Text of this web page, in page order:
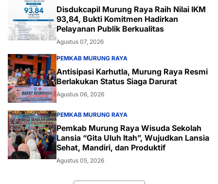
Disdukcapil Murung Raya Raih Nilai IKM
93,84, Bukti Komitmen Hadirkan
Pelayanan Publik Berkualitas
Agustus 07, 2026
PEMKAB MURUNG RAYA
Antisipasi Karhutla, Murung Raya Resmi
Berlakukan Status Siaga Darurat
Agustus 06, 2026
PEMKAB MURUNG RAYA
Pemkab Murung Raya Wisuda Sekolah
Lansia “Gita Uluh Itah”, Wujudkan Lansia
Sehat, Mandiri, dan Produktif
Agustus 05, 2026